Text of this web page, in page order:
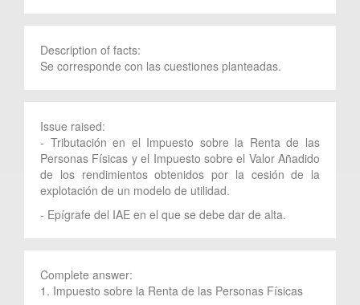
Description of facts:
Se corresponde con las cuestiones planteadas.
Issue raised:
- Tributación en el Impuesto sobre la Renta de las
Personas Físicas y el Impuesto sobre el Valor Añadido
de los rendimientos obtenidos por la cesión de la
explotación de un modelo de utilidad.
- Epígrafe del IAE en el que se debe dar de alta.
Complete answer:
1. Impuesto sobre la Renta de las Personas Físicas